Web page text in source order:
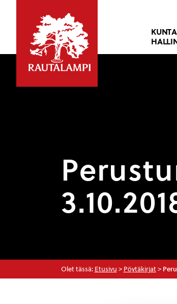
Olet tässä: Etusivu > Pöytäkirjat>